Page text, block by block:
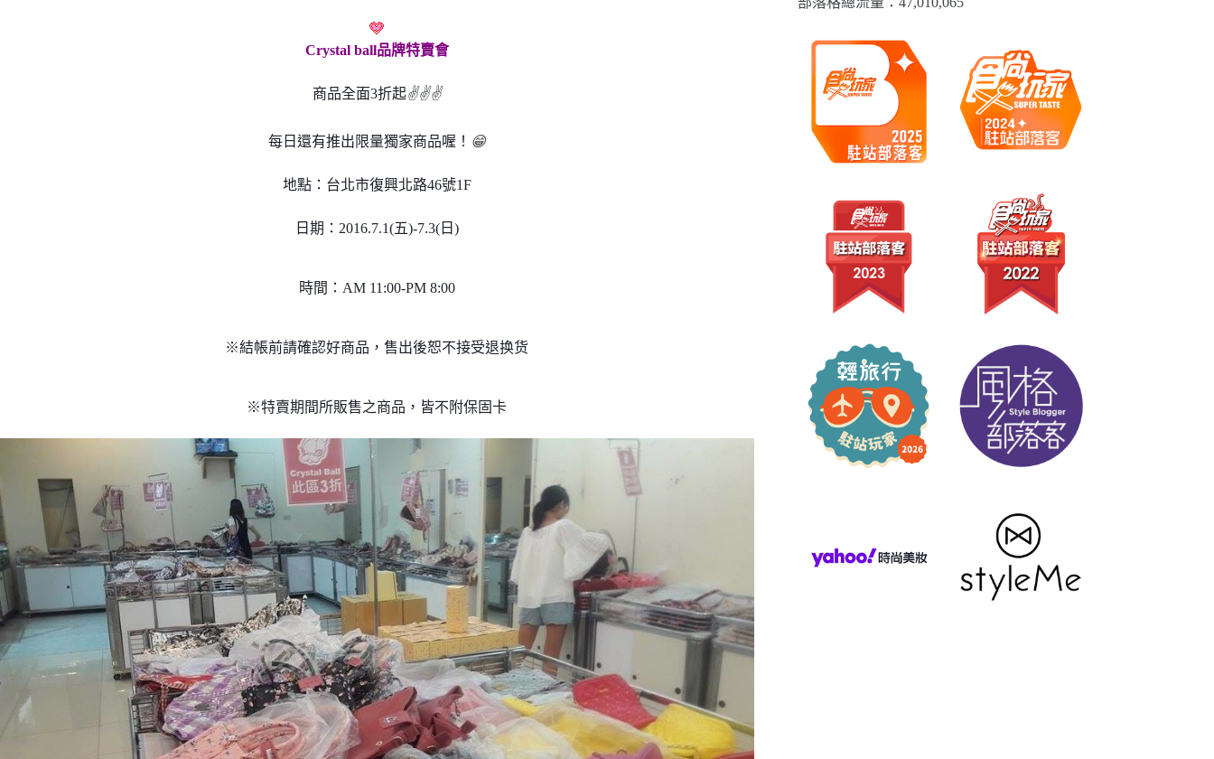
Crystal ball品牌特賣會
商品全面3折起✌✌✌
每日還有推出限量獨家商品喔！ 😁
地點：台北市復興北路46號1F
日期：2016.7.1(五)-7.3(日)
時間：AM 11:00-PM 8:00
※結帳前請確認好商品，售出後恕不接受退换货
※特賣期間所販售之商品，皆不附保固卡